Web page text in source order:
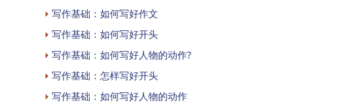
写作基础：如何写好作文
写作基础：如何写好开头
写作基础：如何写好人物的动作?
写作基础：怎样写好开头
写作基础：如何写好人物的动作